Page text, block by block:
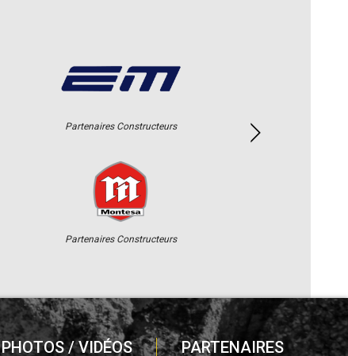
Partenaires Constructeurs
Partenaires Constructeurs
PHOTOS / VIDÉOS PARTENAIRES